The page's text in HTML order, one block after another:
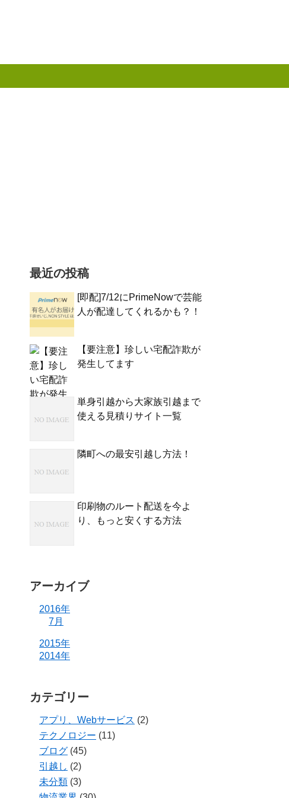
最近の投稿
[即配]7/12にPrimeNowで芸能
人が配達してくれるかも？！
【要注意】珍しい宅配詐欺が
発生してます
単身引越から大家族引越まで
使える見積りサイト一覧
隣町への最安引越し方法！
印刷物のルート配送を今よ
り、もっと安くする方法
アーカイブ
2016年
7月
2015年
2014年
カテゴリー
アプリ、Webサービス (2)
テクノロジー (11)
ブログ (45)
引越し (2)
未分類 (3)